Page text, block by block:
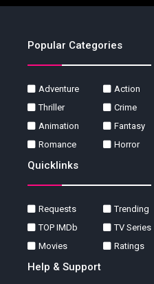
Popular Categories
Adventure
Action
Thriller
Crime
Animation
Fantasy
Romance
Horror
Quicklinks
Requests
Trending
TOP IMDb
TV Series
Movies
Ratings
Help & Support